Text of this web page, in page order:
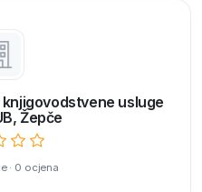
knjigovodstvene usluge
Žepče
· 0 ocjena